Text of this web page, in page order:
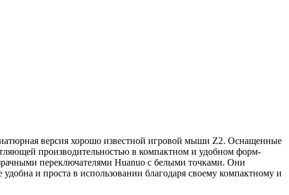
версия хорошо известной игровой мыши Z2. Оснащенные
производительностью в компактном и удобном форм-
переключателями Huanuo с белыми точками. Они
и проста в использовании благодаря своему компактному и